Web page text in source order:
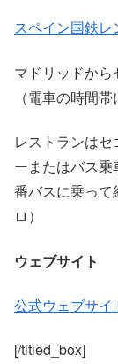
スペイン国鉄レ
マドリッドか
（電車の時間
レストランは
ーまたはバス
番バスに乗っ
ロ）
ウェブサイト
公式ウェブサイ
[/titled_box]